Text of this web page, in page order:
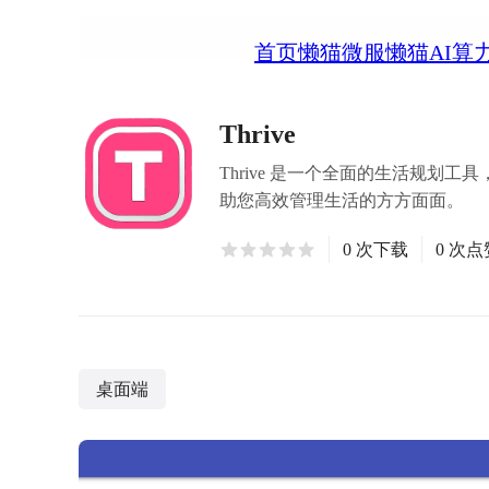
首页懒猫微服懒猫AI算
Thrive
Thrive 是一个全面的生活规划工
助您高效管理生活的方方面面。
0 次下载 0 次点
桌面端